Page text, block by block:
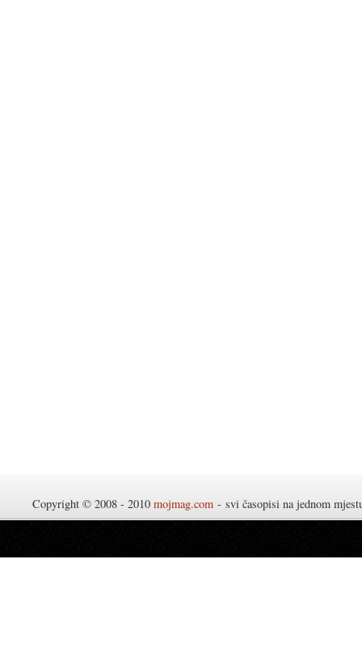
Copyright © 2008 - 2010 mojmag.com - svi časopisi na jednom